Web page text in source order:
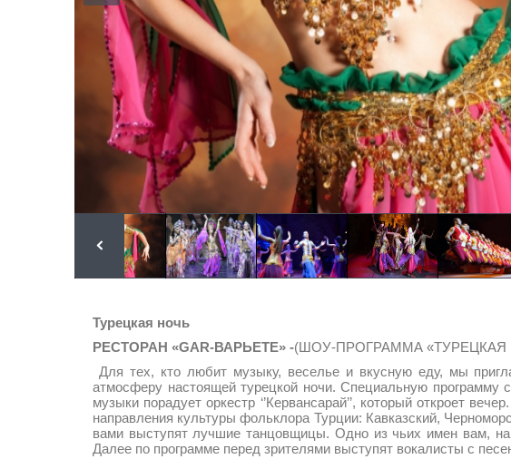
Турецкая ночь
РЕСТОРАН «GAR-ВАРЬЕТЕ» -(ШОУ-ПРОГРАММА «ТУРЕЦКАЯ
Для тех, кто любит музыку, веселье и вкусную еду, мы
атмосферу настоящей турецкой ночи. Специальную
музыки порадует оркестр ‘’Кервансарай’’, который откроет
направления культуры фольклора Турции: Кавказский,
вами выступят лучшие танцовщицы. Одно из чьих имен вам,
Далее по программе перед зрителями выступят вокалисты с